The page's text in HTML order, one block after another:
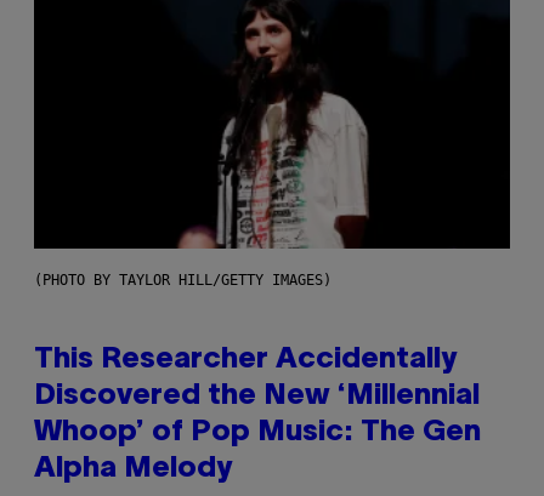
(PHOTO BY TAYLOR HILL/GETTY IMAGES)
This Researcher Accidentally
Discovered the New ‘Millennial
Whoop’ of Pop Music: The Gen
Alpha Melody